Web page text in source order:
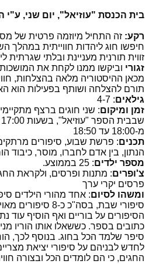
בית הכנסת "עוזיאל", יום שני, ע"י
רקע: זה התחיל מיוזמה פרטית של
חיפשו חוג ליהדות חווייתית במהלך
זווית תורנית מעניינת ובלתי שגרתית
זגורי וביקשו ממנו לקחת את
מכאן ההיסטוריה מלאה בהצלחות,
תורם להצלחה ושותף בפעילות הוא
גילאים: 4-7
זמן ומיקום: שני חוגים ברצף
מ-18:00 עד 18:50
תכנים: פרשת שבוע, סיפורים
הנתון, בין אדם לחברו, מוסר, כיבוד
מספר ילדים: 25 בממוצע.
צ'ופרים: מתנות ופרסים, ולקראת
פרסים יקרי ערך
ומשהו לסיום: אחד מהורי הילדים
סיפורי שבת, בסה"כ כ-
הסיפורים על בוריים ואף הוסיף עוד
כתובים בספר. כששאלו אותו הוריו
סיפר שלמד הכל בחוג. בנוסף לכך,
לחדש לבניהם על סיפורי יציאת
החגים, כי הם לומדים הכל ובצורה